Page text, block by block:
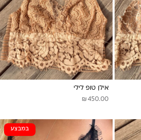
אילן טופ לילי
₪ 450.00
במבצע